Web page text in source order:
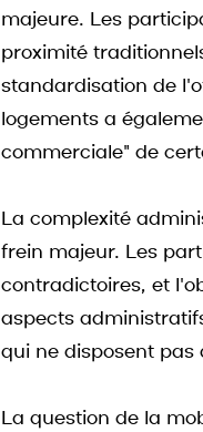
majeure. Les
proximité
standardisation de
logements a
commerciale" de
La complexité
frein majeur. Les
contradictoires, et
aspects
qui ne disposent pas
La question de la